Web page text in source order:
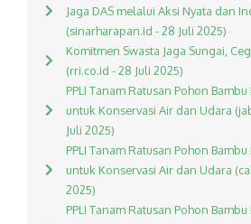
Jaga DAS melalui Aksi Nyata dan
(sinarharapan.id - 28 Juli 2025)
Komitmen Swasta Jaga Sungai,
(rri.co.id - 28 Juli 2025)
PPLI Tanam Ratusan Pohon
untuk Konservasi Air dan Udara
Juli 2025)
PPLI Tanam Ratusan Pohon
untuk Konservasi Air dan Udara
2025)
PPLI Tanam Ratusan Pohon